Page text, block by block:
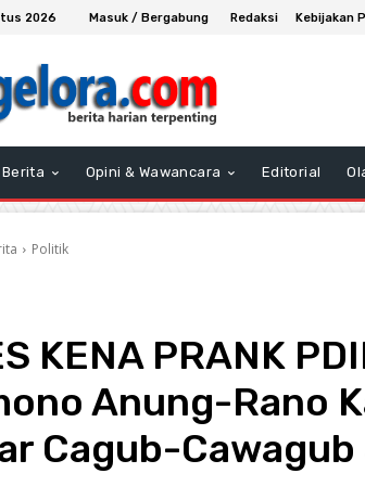
2026 Masuk / Bergabung Redaksi Kebijakan
Berita Opini & Wawancara Editorial
Politik
KENA PRANK
Anung-Rano
Cagub-Cawagub